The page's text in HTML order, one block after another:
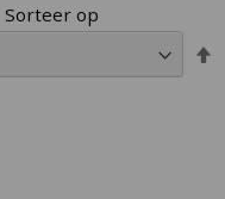
Sorteer op